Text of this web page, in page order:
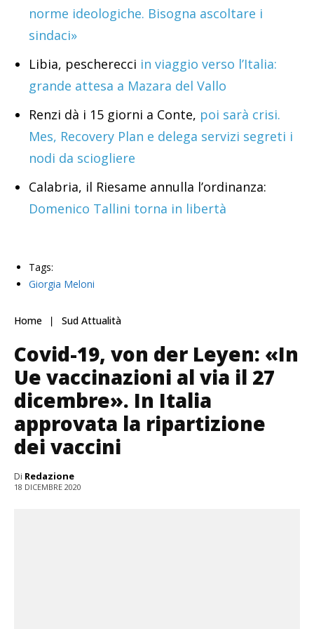
norme ideologiche. Bisogna ascoltare i
sindaci»
Libia, pescherecci in viaggio verso l’Italia:
grande attesa a Mazara del Vallo
Renzi dà i 15 giorni a Conte, poi sarà crisi.
Mes, Recovery Plan e delega servizi segreti i
nodi da sciogliere
Calabria, il Riesame annulla l’ordinanza:
Domenico Tallini torna in libertà
Tags:
Giorgia Meloni
Home Sud Attualità
Covid-19, von der Leyen: «In
Ue vaccinazioni al via il 27
dicembre». In Italia
approvata la ripartizione
dei vaccini
Di Redazione
18 DICEMBRE 2020